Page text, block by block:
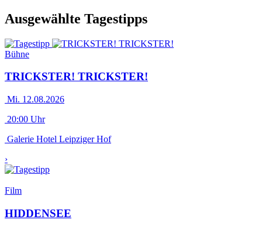
Ausgewählte Tagestipps
Bühne
TRICKSTER! TRICKSTER!
Mi. 12.08.2026
20:00 Uhr
Galerie Hotel Leipziger Hof
›
Film
HIDDENSEE